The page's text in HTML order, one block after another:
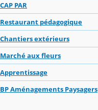
CAP PAR
Restaurant pédagogique
Chantiers extérieurs
Marché aux fleurs
Apprentissage
BP Aménagements Paysagers